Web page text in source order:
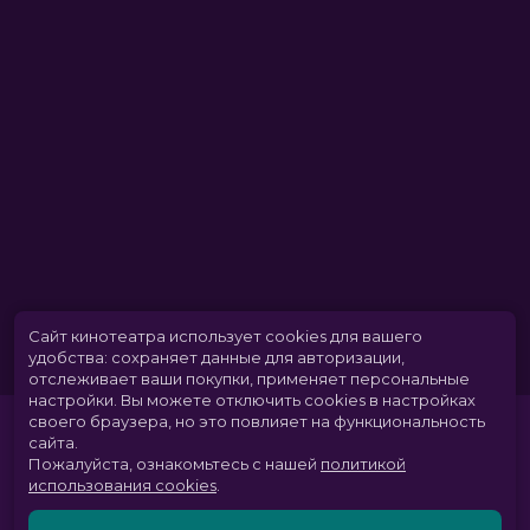
Сайт кинотеатра использует cookies для вашего
удобства: сохраняет данные для авторизации,
отслеживает ваши покупки, применяет персональные
настройки. Вы можете отключить cookies в настройках
своего браузера, но это повлияет на функциональность
сайта.
Пожалуйста, ознакомьтесь с нашей политикой
использования cookies